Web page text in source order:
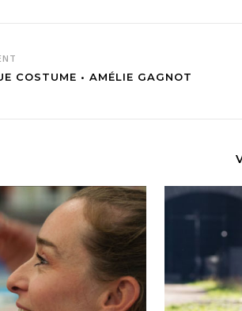
COSTUME • AMÉLIE GAGNOT